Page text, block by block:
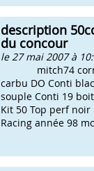
description
du concour
le 27 mai 2007 à
mitch74
carbu DO Conti
souple Conti 19
Kit 50 Top perf
Racing année 98